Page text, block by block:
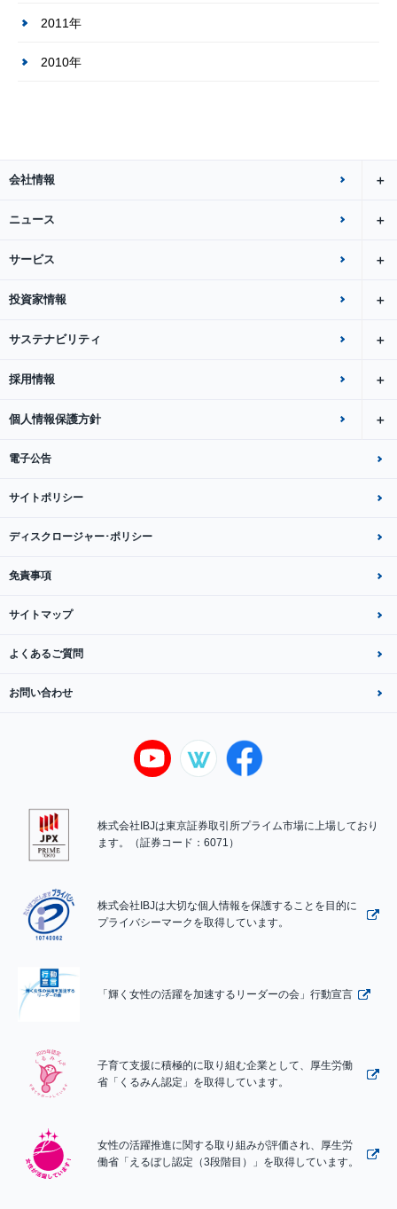
2011年
2010年
会社情報
ニュース
サービス
投資家情報
サステナビリティ
採用情報
個人情報保護方針
電子公告
サイトポリシー
ディスクロージャー･ポリシー
免責事項
サイトマップ
よくあるご質問
お問い合わせ
株式会社IBJは東京証券取引所プライム市場に上場しており
ます。（証券コード：6071）
株式会社IBJは大切な個人情報を保護することを目的に
プライバシーマークを取得しています。
「輝く女性の活躍を加速するリーダーの会」行動宣言
子育て支援に積極的に取り組む企業として、厚生労働
省「くるみん認定」を取得しています。
女性の活躍推進に関する取り組みが評価され、厚生労
働省「えるぼし認定（3段階目）」を取得しています。